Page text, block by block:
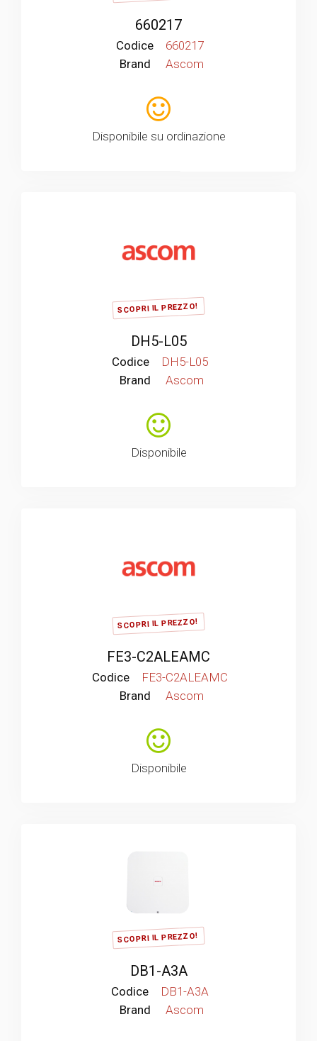
660217
Codice
660217
Brand
Ascom
Disponibile su ordinazione
SCOPRI IL PREZZO!
DH5-L05
Codice
DH5-L05
Brand
Ascom
Disponibile
SCOPRI IL PREZZO!
FE3-C2ALEAMC
Codice
FE3-C2ALEAMC
Brand
Ascom
Disponibile
SCOPRI IL PREZZO!
DB1-A3A
Codice
DB1-A3A
Brand
Ascom